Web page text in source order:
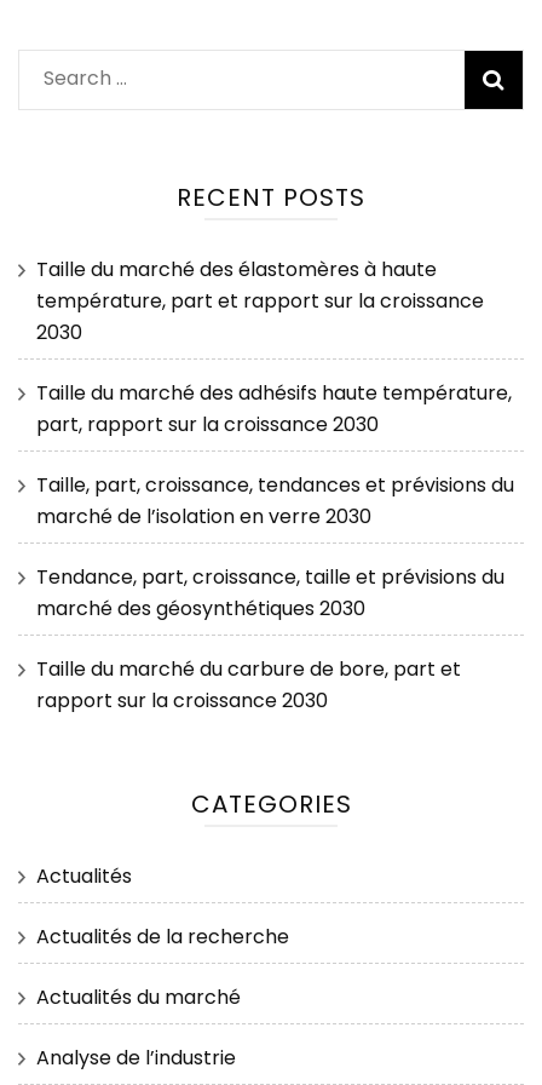
Search
for:
RECENT POSTS
Taille du marché des élastomères à haute
température, part et rapport sur la croissance
2030
Taille du marché des adhésifs haute température,
part, rapport sur la croissance 2030
Taille, part, croissance, tendances et prévisions du
marché de l’isolation en verre 2030
Tendance, part, croissance, taille et prévisions du
marché des géosynthétiques 2030
Taille du marché du carbure de bore, part et
rapport sur la croissance 2030
CATEGORIES
Actualités
Actualités de la recherche
Actualités du marché
Analyse de l’industrie